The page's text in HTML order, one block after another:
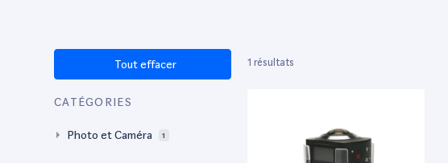
Tout effacer
CATÉGORIES
Photo et Caméra 1
1 résultats